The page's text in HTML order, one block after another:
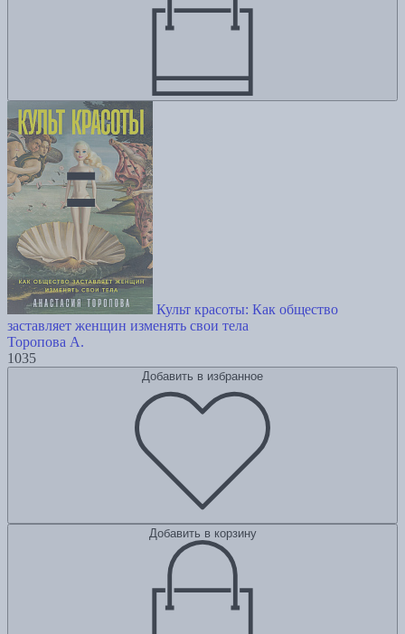
Культ красоты: Как общество
заставляет женщин изменять свои тела
Торопова А.
1035
Добавить в избранное
Добавить в корзину